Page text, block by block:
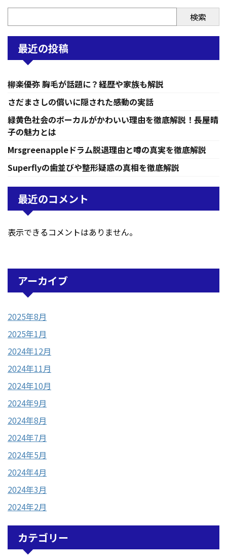
検索
最近の投稿
柳楽優弥 胸毛が話題に？経歴や家族も解説
さだまさしの償いに隠された感動の実話
緑黄色社会のボーカルがかわいい理由を徹底解説！長屋晴
子の魅力とは
Mrsgreenappleドラム脱退理由と噂の真実を徹底解説
Superflyの歯並びや整形疑惑の真相を徹底解説
最近のコメント
表示できるコメントはありません。
アーカイブ
2025年8月
2025年1月
2024年12月
2024年11月
2024年10月
2024年9月
2024年8月
2024年7月
2024年5月
2024年4月
2024年3月
2024年2月
カテゴリー